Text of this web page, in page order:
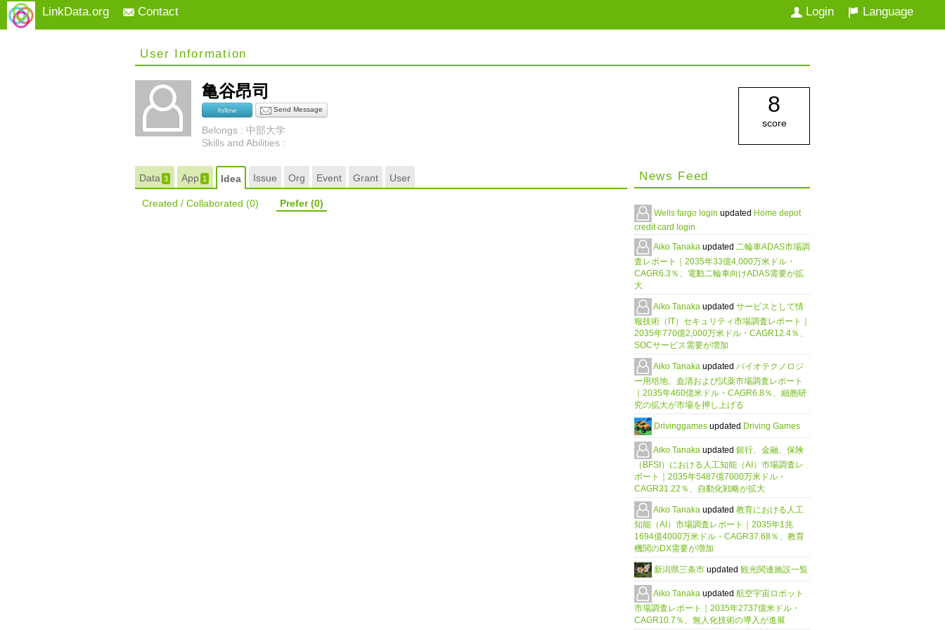
LinkData.org Contact Language
Login
User Information
亀谷昂司
follow Send Message
Belongs : 中部大学
Skills and Abilities :
8
score
Data3 App 1 Idea Issue Org Event Grant User
Created / Collaborated (0) Prefer(0)
News Feed
Wells fargo login updated Home depot
credit card login
Aiko Tanaka updated 二輪車ADAS市場調
査レポート｜2035年33億4,000万米ドル・
CAGR6.3％、電動二輪車向けADAS需要が拡
大
Aiko Tanaka updated サービスとして情
報技術（IT）セキュリティ市場調査レポート｜
2035年770億2,000万米ドル・CAGR12.4％、
SOCサービス需要が増加
Aiko Tanaka updated バイオテクノロジ
ー用培地、血清および試薬市場調査レポート
｜2035年460億米ドル・CAGR6.8％、細胞研
究の拡大が市場を押し上げる
Drivinggames updated Driving Games
Aiko Tanaka updated 銀行、金融、保険
（BFSI）における人工知能（AI）市場調査レ
ポート｜2035年5487億7000万米ドル・
CAGR31.22％、自動化戦略が拡大
Aiko Tanaka updated 教育における人工
知能（AI）市場調査レポート｜2035年1兆
1694億4000万米ドル・CAGR37.68％、教育
機関のDX需要が増加
新潟県三条市 updated 観光関連施設一覧
Aiko Tanaka updated 航空宇宙ロボット
市場調査レポート｜2035年2737億米ドル・
CAGR10.7％、無人化技術の導入が進展